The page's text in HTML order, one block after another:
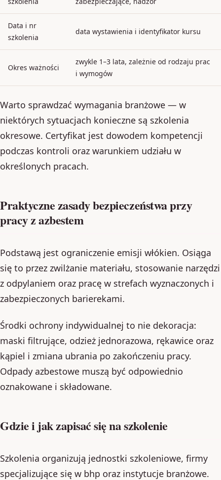
Data i nr
szkolenia
data wystawienia i identyfikator kursu
Okres ważności
zwykle 1–3 lata, zależnie od rodzaju prac
i wymogów
Warto sprawdzać wymagania branżowe — w
niektórych sytuacjach konieczne są szkolenia
okresowe. Certyfikat jest dowodem kompetencji
podczas kontroli oraz warunkiem udziału w
określonych pracach.
Praktyczne zasady bezpieczeństwa przy
pracy z azbestem
Podstawą jest ograniczenie emisji włókien. Osiąga
się to przez zwilżanie materiału, stosowanie narzędzi
z odpylaniem oraz pracę w strefach wyznaczonych i
zabezpieczonych barierekami.
Środki ochrony indywidualnej to nie dekoracja:
maski filtrujące, odzież jednorazowa, rękawice oraz
kąpiel i zmiana ubrania po zakończeniu pracy.
Odpady azbestowe muszą być odpowiednio
oznakowane i składowane.
Gdzie i jak zapisać się na szkolenie
Szkolenia organizują jednostki szkoleniowe, firmy
specjalizujące się w bhp oraz instytucje branżowe.